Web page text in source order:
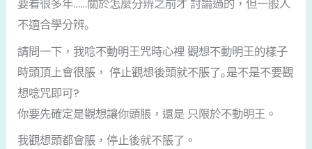
要看很多年……關於怎麼分辨之前才 討論過的，但一般人
不適合學分辨｡
請問一下，我唸不動明王咒時心裡 觀想不動明王的樣子
時頭頂上會很脹， 停止觀想後頭就不脹了｡是不是不要觀
想唸咒即可?
你要先確定是觀想讓你頭脹，還是 只限於不動明王。
我觀想頭都會脹，停止後就不脹了。